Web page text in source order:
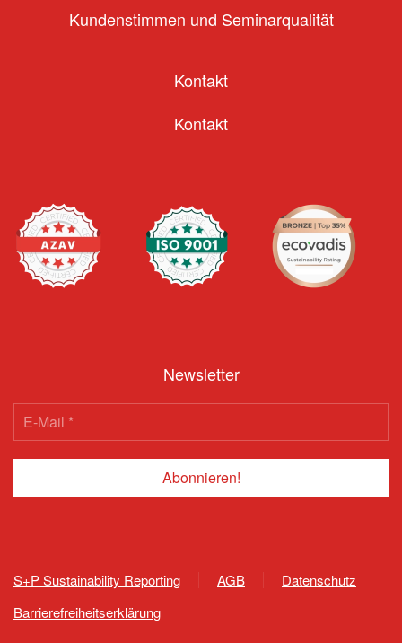
Kundenstimmen und Seminarqualität
Kontakt
Kontakt
Newsletter
S+P Sustainability Reporting AGB
Datenschutz
Barrierefreiheitserklärung